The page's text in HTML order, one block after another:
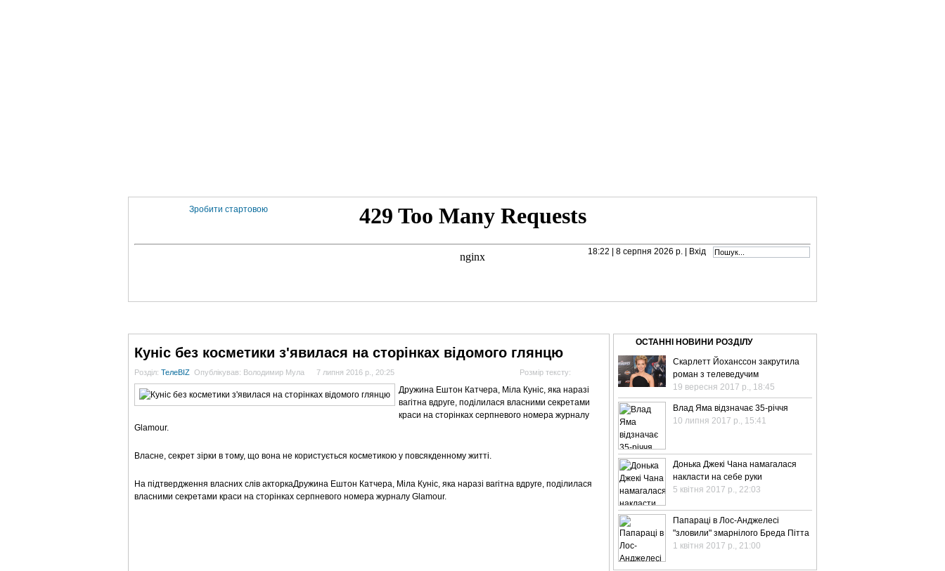
Зробити стартовою
18:22 | 8 серпня 2026 р. | Вхід
Куніс без косметики з'явилася на сторінках відомого глянцю
Розмір тексту:
Розділ: ТелеBIZ Опублікував: Володимир Мула 7 липня 2016 р., 20:25
Дружина Ештон Катчера, Міла Куніс, яка наразі
вагітна вдруге, поділилася власними секретами
краси на сторінках серпневого номера журналу
Glamour.
Власне, секрет зірки в тому, що вона не користується косметикою у повсякденному житті.
На підтвердження власних слів акторкаДружина Ештон Катчера, Міла Куніс, яка наразі вагітна вдруге, поділилася
власними секретами краси на сторінках серпневого номера журналу Glamour.
ОСТАННІ НОВИНИ РОЗДІЛУ
Скарлетт Йоханссон закрутила
роман з телеведучим
19 вересня 2017 р., 18:45
Влад Яма відзначає 35-річчя
10 липня 2017 р., 15:41
Донька Джекі Чана намагалася
накласти на себе руки
5 квітня 2017 р., 22:03
Папараці в Лос-Анджелесі
"зловили" змарнілого Бреда Пітта
1 квітня 2017 р., 21:00